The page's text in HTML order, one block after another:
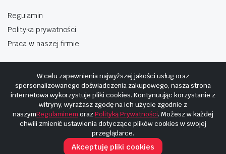
Regulamin
Polityka prywatności
Praca w naszej firmie
Copyright © 2025 Hosting i budowa Cyberplaneta.pl
W celu zapewnienia najwyższej jakości usług oraz
spersonalizowanego doświadczenia zakupowego, nasza strona
internetowa wykorzystuje pliki cookies. Kontynuując korzystanie z
witryny, wyrażasz zgodę na ich użycie zgodnie z
naszymRegulaminem orazPolityką Prywatności. Możesz w każdej
chwili zmienić ustawienia dotyczące plików cookies w swojej
przeglądarce.
Akceptuję pliki cookies